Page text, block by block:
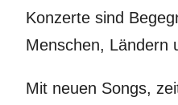
Konzerte sind
Menschen, Ländern
Mit neuen Songs,